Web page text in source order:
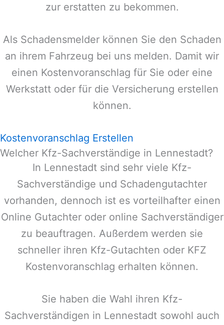
zur erstatten zu bekommen.
Als Schadensmelder können Sie den Schaden
an ihrem Fahrzeug bei uns melden. Damit wir
einen Kostenvoranschlag für Sie oder eine
Werkstatt oder für die Versicherung erstellen
können.
Kostenvoranschlag Erstellen
Welcher Kfz-Sachverständige in Lennestadt?
In Lennestadt sind sehr viele Kfz-
Sachverständige und Schadengutachter
vorhanden, dennoch ist es vorteilhafter einen
Online Gutachter oder online Sachverständiger
zu beauftragen. Außerdem werden sie
schneller ihren Kfz-Gutachten oder KFZ
Kostenvoranschlag erhalten können.
Sie haben die Wahl ihren Kfz-
Sachverständigen in Lennestadt sowohl auch